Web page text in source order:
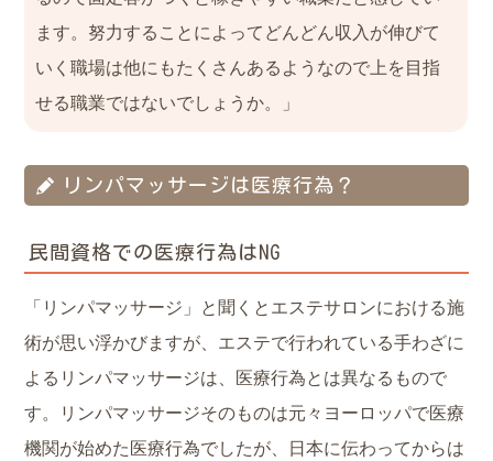
ます。努力することによってどんどん収入が伸びて
いく職場は他にもたくさんあるようなので上を目指
せる職業ではないでしょうか。」
リンパマッサージは医療行為？
民間資格での医療行為はNG
「リンパマッサージ」と聞くとエステサロンにおける施
術が思い浮かびますが、エステで行われている手わざに
よるリンパマッサージは、医療行為とは異なるもので
す。リンパマッサージそのものは元々ヨーロッパで医療
機関が始めた医療行為でしたが、日本に伝わってからは